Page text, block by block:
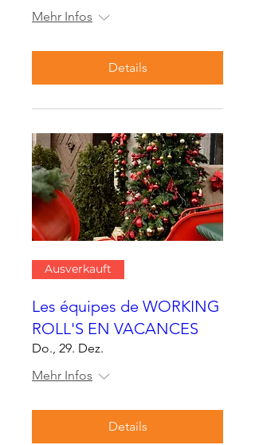
Mehr Infos
Details
Ausverkauft
Les équipes de WORKING
ROLL'S EN VACANCES
Do., 29. Dez.
Mehr Infos
Details